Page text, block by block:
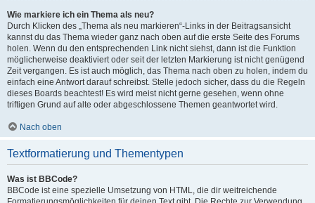
Wie markiere ich ein Thema als neu?
Durch Klicken des „Thema als neu markieren“-Links in der Beitragsansicht
kannst du das Thema wieder ganz nach oben auf die erste Seite des Forums
holen. Wenn du den entsprechenden Link nicht siehst, dann ist die Funktion
möglicherweise deaktiviert oder seit der letzten Markierung ist nicht genügend
Zeit vergangen. Es ist auch möglich, das Thema nach oben zu holen, indem du
einfach eine Antwort darauf schreibst. Stelle jedoch sicher, dass du die Regeln
dieses Boards beachtest! Es wird meist nicht gerne gesehen, wenn ohne
triftigen Grund auf alte oder abgeschlossene Themen geantwortet wird.
Nach oben
Textformatierung und Thementypen
Was ist BBCode?
BBCode ist eine spezielle Umsetzung von HTML, die dir weitreichende